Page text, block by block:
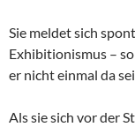
Sie meldet sich
Exhibitionismus –
er nicht einmal da
Als sie sich vor der